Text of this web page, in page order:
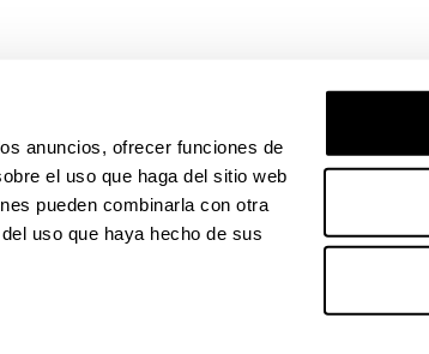
anuncios, ofrecer funciones de
el uso que haga del sitio web
pueden combinarla con otra
uso que haya hecho de sus